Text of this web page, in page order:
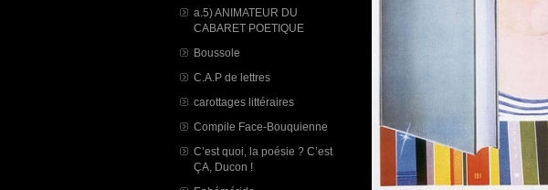
a.5) ANIMATEUR DU
CABARET POETIQUE
Boussole
C.A.P de lettres
carottages littéraires
Compile Face-Bouquienne
C’est quoi, la poésie ? C’est
ÇA, Ducon !